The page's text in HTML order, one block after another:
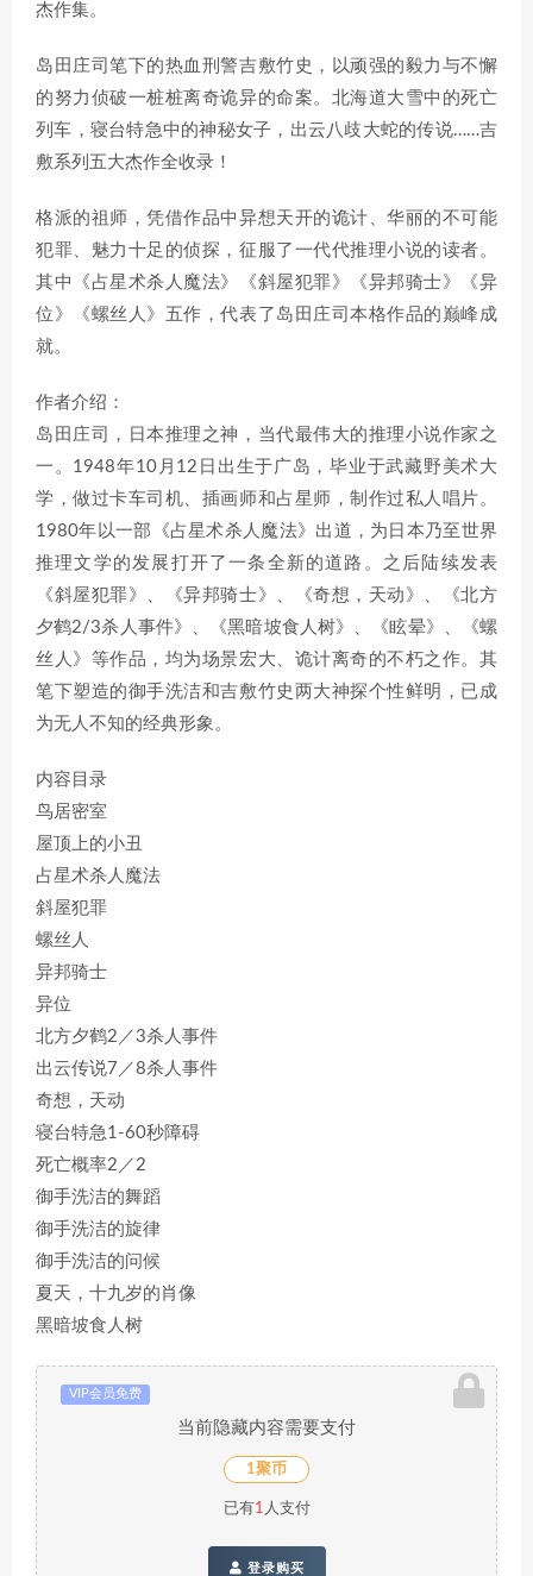
杰作集。
岛田庄司笔下的热血刑警吉敷竹史，以顽强的毅力与不懈
的努力侦破一桩桩离奇诡异的命案。北海道大雪中的死亡
列车，寝台特急中的神秘女子，出云八歧大蛇的传说……吉
敷系列五大杰作全收录！
格派的祖师，凭借作品中异想天开的诡计、华丽的不可能
犯罪、魅力十足的侦探，征服了一代代推理小说的读者。
其中《占星术杀人魔法》《斜屋犯罪》《异邦骑士》《异
位》《螺丝人》五作，代表了岛田庄司本格作品的巅峰成
就。
作者介绍：
岛田庄司，日本推理之神，当代最伟大的推理小说作家之
一。1948年10月12日出生于广岛，毕业于武藏野美术大
学，做过卡车司机、插画师和占星师，制作过私人唱片。
1980年以一部《占星术杀人魔法》出道，为日本乃至世界
推理文学的发展打开了一条全新的道路。之后陆续发表
《斜屋犯罪》、《异邦骑士》、《奇想，天动》、《北方
夕鹤2/3杀人事件》、《黑暗坡食人树》、《眩晕》、《螺
丝人》等作品，均为场景宏大、诡计离奇的不朽之作。其
笔下塑造的御手洗洁和吉敷竹史两大神探个性鲜明，已成
为无人不知的经典形象。
内容目录
鸟居密室
屋顶上的小丑
占星术杀人魔法
斜屋犯罪
螺丝人
异邦骑士
异位
北方夕鹤2／3杀人事件
出云传说7／8杀人事件
奇想，天动
寝台特急1-60秒障碍
死亡概率2／2
御手洗洁的舞蹈
御手洗洁的旋律
御手洗洁的问候
夏天，十九岁的肖像
黑暗坡食人树
VIP会员免费
当前隐藏内容需要支付
1聚币
已有1 人支付
登录购买